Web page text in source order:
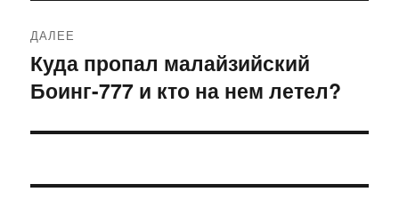
ДАЛЕЕ
Следующая
запись:
Куда пропал малайзийский
Боинг-777 и кто на нем летел?